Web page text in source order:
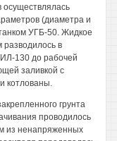
осуществлялась
(диаметра и
УГБ-50. Жидкое
разводилось в
130 до рабочей
заливкой с
котлованы.
грунта
проводилось
из ненапряженных